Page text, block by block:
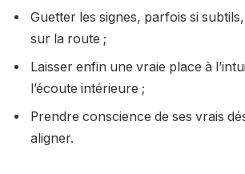
Guetter les signes, parfois si
sur la route ;
Laisser enfin une vraie place à
l’écoute intérieure ;
Prendre conscience de ses vrais
aligner.